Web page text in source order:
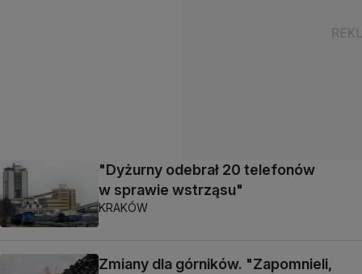
"Dyżurny odebrał 20 telefonów
w sprawie wstrząsu"
KRAKÓW
Zmiany dla górników. "Zapomnieli,